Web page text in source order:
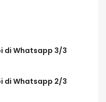
di Whatsapp 3/3
di Whatsapp 2/3